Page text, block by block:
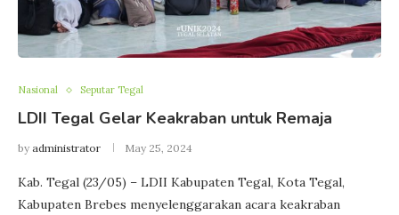
Nasional Seputar Tegal
LDII Tegal Gelar Keakraban untuk Remaja
by administrator May 25, 2024
Kab. Tegal (23/05) – LDII Kabupaten Tegal, Kota Tegal,
Kabupaten Brebes menyelenggarakan acara keakraban